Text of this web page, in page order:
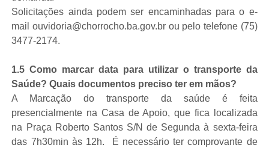
Solicitações ainda podem ser encaminhadas para o e-
mail ouvidoria@chorrocho.ba.gov.br ou pelo telefone (75)
3477-2174.
1.5 Como marcar data para utilizar o transporte da
Saúde? Quais documentos preciso ter em mãos?
A Marcação do transporte da saúde é feita
presencialmente na Casa de Apoio, que fica localizada
na Praça Roberto Santos S/N de Segunda à sexta-feira
das 7h30min às 12h. É necessário ter comprovante de